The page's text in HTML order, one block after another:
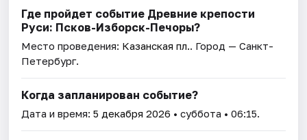
Где пройдет событие Древние крепости
Руси: Псков-Изборск-Печоры?
Место проведения: Казанская пл.. Город — Санкт-
Петербург.
Когда запланирован событие?
Дата и время:5 декабря 2026 • суббота • 06:15.